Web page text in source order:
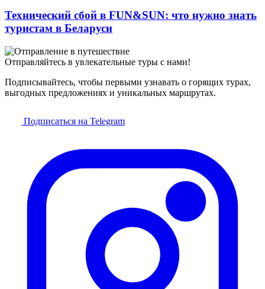
Технический сбой в FUN&SUN: что нужно знать
туристам в Беларуси
Отправляйтесь в увлекательные туры с нами!
Подписывайтесь, чтобы первыми узнавать о горящих турах,
выгодных предложениях и уникальных маршрутах.
Подписаться на Telegram